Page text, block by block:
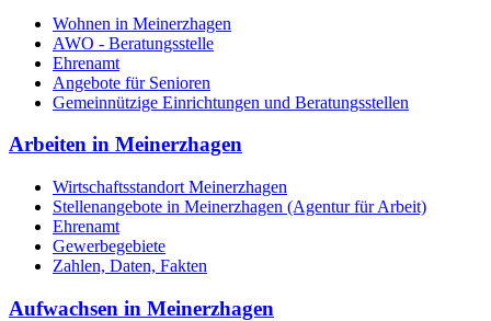
Wohnen in Meinerzhagen
AWO - Beratungsstelle
Ehrenamt
Angebote für Senioren
Gemeinnützige Einrichtungen und Beratungsstellen
Arbeiten in Meinerzhagen
Wirtschaftsstandort Meinerzhagen
Stellenangebote in Meinerzhagen (Agentur für Arbeit)
Ehrenamt
Gewerbegebiete
Zahlen, Daten, Fakten
Aufwachsen in Meinerzhagen